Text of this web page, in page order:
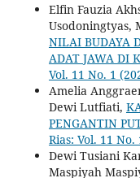
Elfin Fauzia
Usodoningtyas,
NILAI BUDAYA
ADAT JAWA DI
Vol. 11 No. 1
Amelia
Dewi Lutfiati,
PENGANTIN
Rias: Vol. 11
Dewi Tusiani
Maspiyah